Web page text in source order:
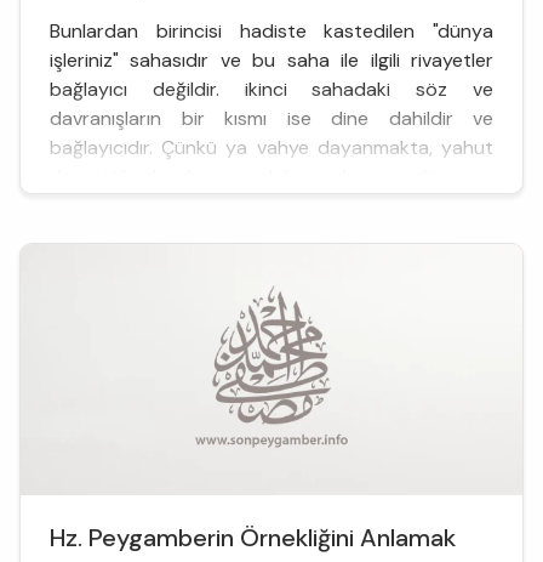
Bunlardan birincisi hadiste kastedilen "dünya
işleriniz" sahasıdır ve bu saha ile ilgili rivayetler
bağlayıcı değildir. ikinci sahadaki söz ve
davranışların bir kısmı ise dine dahildir ve
bağlayıcıdır. Çünkü ya vahye dayanmakta, yahut
Hz. Peygamberin Örnekliğini Anlamak